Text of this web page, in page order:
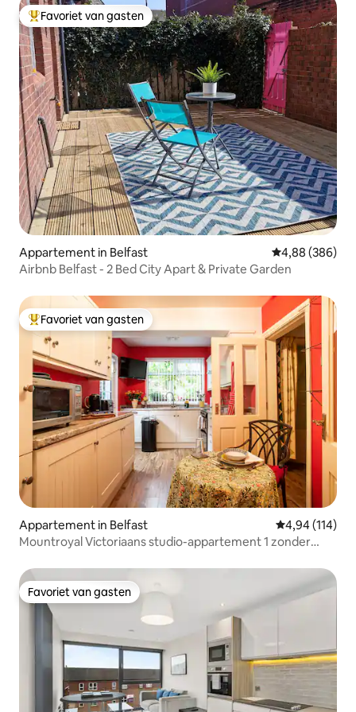
Topfavoriet van gasten
Favoriet van gasten
Appartement in Belfast Gemiddelde
4,88 (386)
Airbnb Belfast - 2 Bed City Apart & Private Garden
Topfavoriet van gasten
Favoriet van gasten
Appartement in Belfast Gemiddelde
4,94 (114)
Mountroyal Victoriaans studio-appartement 1 zonder
Favoriet van gasten
Favoriet van gasten